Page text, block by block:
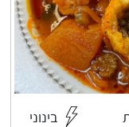
בינוני